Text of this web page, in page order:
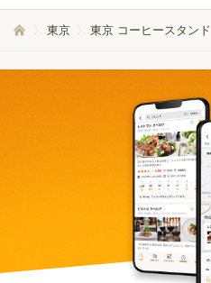
東京 東京 コーヒースタンド